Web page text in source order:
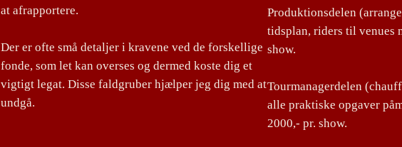
at afrapportere.
Der er ofte små detaljer i kravene ved de forskellige
fonde, som let kan overses og dermed koste dig et
vigtigt legat. Disse faldgruber hjælper jeg dig med at
undgå.
Produktionsdelen
tidsplan, riders til venues
show.
Tourmanagerdelen
alle praktiske opgaver
2000,- pr. show.